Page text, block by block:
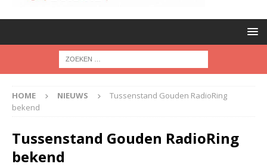
HOME NIEUWS
Tussenstand Gouden RadioRing
bekend
Tussenstand Gouden RadioRing
bekend